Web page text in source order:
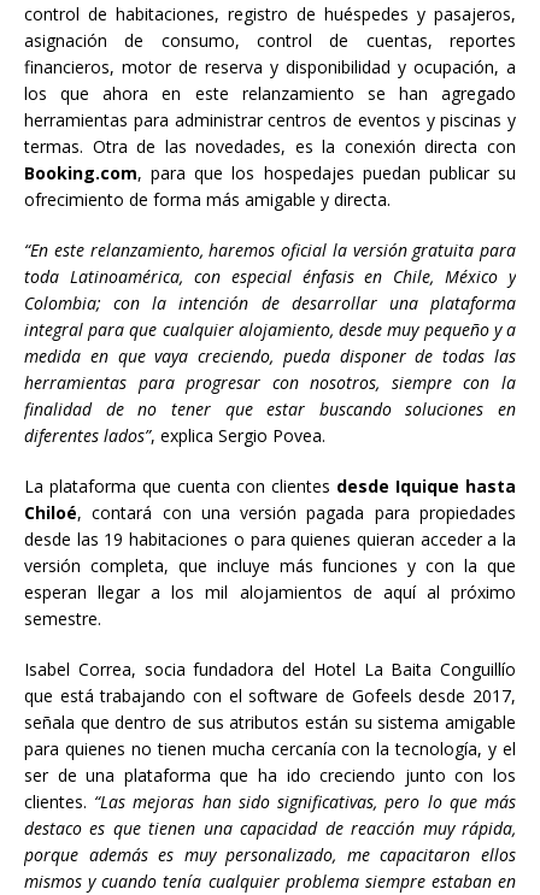
control de habitaciones, registro de huéspedes y pasajeros,
asignación de consumo, control de cuentas, reportes
financieros, motor de reserva y disponibilidad y ocupación, a
los que ahora en este relanzamiento se han agregado
herramientas para administrar centros de eventos y piscinas y
termas. Otra de las novedades, es la conexión directa con
Booking.com, para que los hospedajes puedan publicar su
ofrecimiento de forma más amigable y directa.
“En este relanzamiento, haremos oficial la versión gratuita para
toda Latinoamérica, con especial énfasis en Chile, México y
Colombia; con la intención de desarrollar una plataforma
integral para que cualquier alojamiento, desde muy pequeño y a
medida en que vaya creciendo, pueda disponer de todas las
herramientas para progresar con nosotros, siempre con la
finalidad de no tener que estar buscando soluciones en
diferentes lados”, explica Sergio Povea.
La plataforma que cuenta con clientes desde Iquique hasta
Chiloé, contará con una versión pagada para propiedades
desde las 19 habitaciones o para quienes quieran acceder a la
versión completa, que incluye más funciones y con la que
esperan llegar a los mil alojamientos de aquí al próximo
semestre.
Isabel Correa, socia fundadora del Hotel La Baita Conguillío
que está trabajando con el software de Gofeels desde 2017,
señala que dentro de sus atributos están su sistema amigable
para quienes no tienen mucha cercanía con la tecnología, y el
ser de una plataforma que ha ido creciendo junto con los
clientes. “Las mejoras han sido significativas, pero lo que más
destaco es que tienen una capacidad de reacción muy rápida,
porque además es muy personalizado, me capacitaron ellos
mismos y cuando tenía cualquier problema siempre estaban en